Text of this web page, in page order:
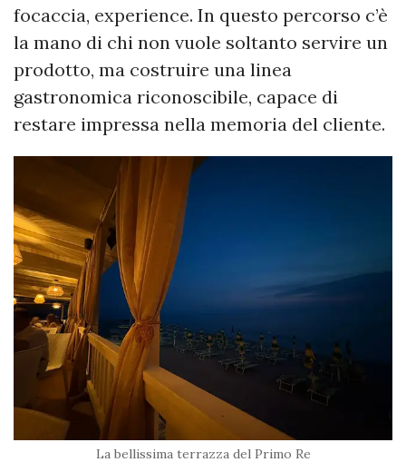
focaccia, experience. In questo percorso c’è
la mano di chi non vuole soltanto servire un
prodotto, ma costruire una linea
gastronomica riconoscibile, capace di
restare impressa nella memoria del cliente.
La bellissima terrazza del Primo Re